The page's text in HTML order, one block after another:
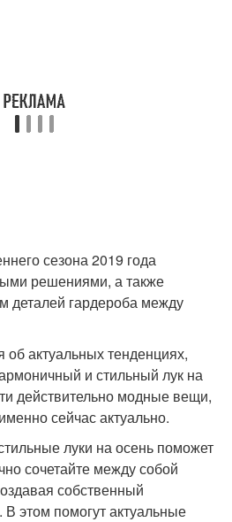
сезона 2019 года
решениями, а также
деталей гардероба между
актуальных тенденциях,
и стильный лук на
действительно модные вещи,
сейчас актуально.
луки на осень поможет
сочетайте между собой
собственный
этом помогут актуальные